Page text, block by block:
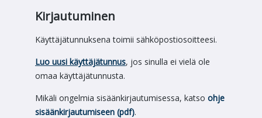
Kirjautuminen
Käyttäjätunnuksena toimii sähköpostiosoitteesi.
Luo uusi käyttäjätunnus, jos sinulla ei vielä ole
omaa käyttäjätunnusta.
Mikäli ongelmia sisäänkirjautumisessa, katso ohje
sisäänkirjautumiseen (pdf).